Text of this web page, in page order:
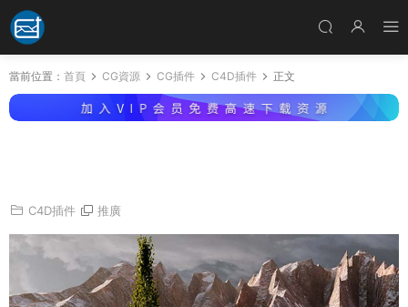
當前位置： 首頁 CG資源 CG插件 C4D插件 正文
C4D插件 推廣